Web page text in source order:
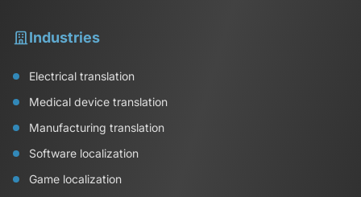
Industries
Electrical translation
Medical device translation
Manufacturing translation
Software localization
Game localization